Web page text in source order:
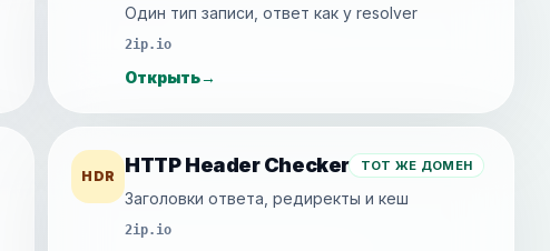
Один тип записи, ответ как у resolver
2ip.io
Открыть→
HDR HTTP Header Checker ТОТ ЖЕ ДОМЕН
Заголовки ответа, редиректы и кеш
2ip.io